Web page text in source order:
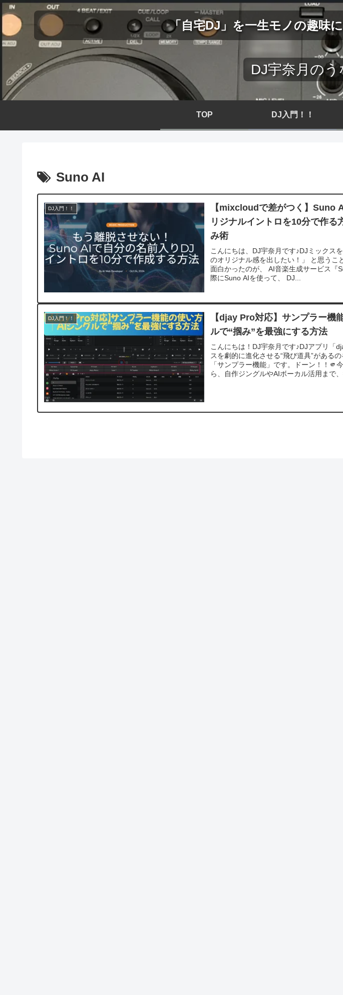
「自宅DJ」を一生モノの趣味
DJ宇奈月の
TOP DJ入門！！
Suno AI
DJ入門！！
【mixcloudで差がつく】Suno
リジナルイントロを10分で作る
み術
こんにちは、DJ宇奈月です♪DJミックス
のオリジナル感を出したい！」 と思うこ
面白かったのが、 AI音楽生成サービス『
際にSuno AIを使って、 DJ...
DJ入門！！
【djay Pro対応】サンプラー機
ルで“掴み”を最強にする方法
こんにちは！DJ宇奈月です♪DJアプリ「
スを劇的に進化させる“飛び道具”がある
「サンプラー機能」です。ドーン！！🫵
ら、自作ジングルやAIボーカル活用まで、